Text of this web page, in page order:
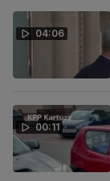
04:06
00:11